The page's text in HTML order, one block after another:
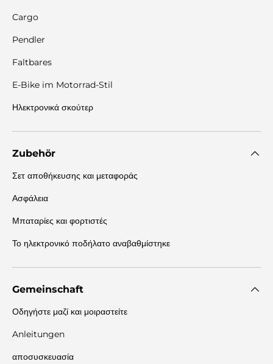
Cargo
Pendler
Faltbares
E-Bike im Motorrad-Stil
Ηλεκτρονικά σκούτερ
Zubehör
Σετ αποθήκευσης και μεταφοράς
Ασφάλεια
Μπαταρίες και φορτιστές
Το ηλεκτρονικό ποδήλατο αναβαθμίστηκε
Gemeinschaft
Οδηγήστε μαζί και μοιραστείτε
Anleitungen
αποσυσκευασία